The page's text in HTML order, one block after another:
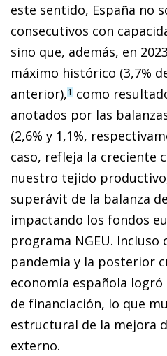
este sentido, España no
consecutivos con
sino que, además, en
máximo histórico (3,7%
anterior),1 como
anotados por las
(2,6% y 1,1%,
caso, refleja la creciente
nuestro tejido
superávit de la balanza
impactando los fondos
programa NGEU. Incluso
pandemia y la posterior
economía española
de financiación, lo que
estructural de la mejora
externo.